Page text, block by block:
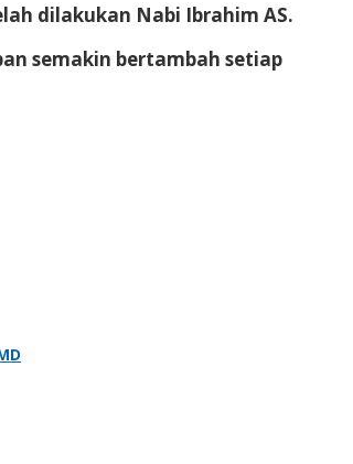
dilakukan Nabi Ibrahim AS.
semakin bertambah setiap